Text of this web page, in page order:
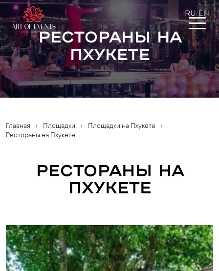
RU/EN
Рестораны на
Пхукете
Главная › Площадки › Площадки на Пхукете
›
Рестораны на Пхукете
Рестораны на
Пхукете